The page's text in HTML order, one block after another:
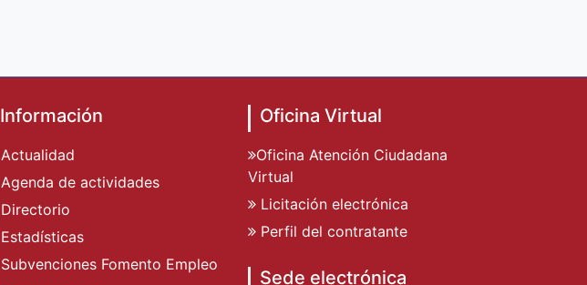
Información
Actualidad
Agenda de actividades
Directorio
Estadísticas
Subvenciones Fomento Empleo
Oficina Virtual
Oficina Atención Ciudadana
Virtual
Licitación electrónica
Perfil del contratante
Sede electrónica